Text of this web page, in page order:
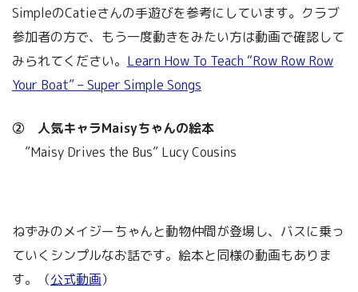
SimpleのCatieさんの手遊びを参考にしています。クラブ
参加者の方で、もう一度動きをみたい方は動画で確認して
みられてください。 Learn How To Teach “Row Row Row
Your Boat” – Super Simple Songs
② 人気キャラMaisyちゃんの絵本
”Maisy Drives the Bus” Lucy Cousins
ねずみのメイジーちゃんと動物仲間が登場し、バスに乗っ
ていくシンプルなお話です。絵本と同様の動画もありま
す。（公式動画）